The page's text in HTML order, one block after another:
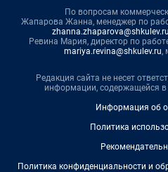
По вопросам
Жапарова Жанна, менеджер по
zhanna.zhaparova@shkulev.ru
Ревина Мария, директор по
mariya.revina@shkulev.ru,
Редакция сайта не несет
информации, содержащейся
Информация об
Политика
Политика конфиденциальности и